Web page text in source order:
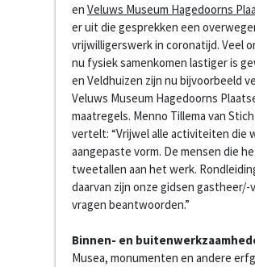
en Veluws Museum Hagedoorns
er uit die gesprekken een
vrijwilligerswerk in coronatijd. Veel
nu fysiek samenkomen lastiger is
en Veldhuizen zijn nu bijvoorbeeld
Veluws Museum Hagedoorns
maatregels. Menno Tillema van
vertelt: “Vrijwel alle activiteiten die
aangepaste vorm. De mensen die
tweetallen aan het werk.
daarvan zijn onze gidsen
vragen beantwoorden.”
Binnen- en
Musea, monumenten en andere